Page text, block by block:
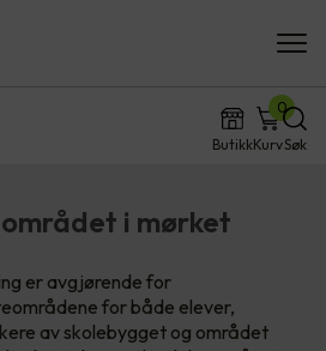
ButikkKurv
0
Søk
i mørket
er avgjørende for
for både elever,
av skolebygget og området